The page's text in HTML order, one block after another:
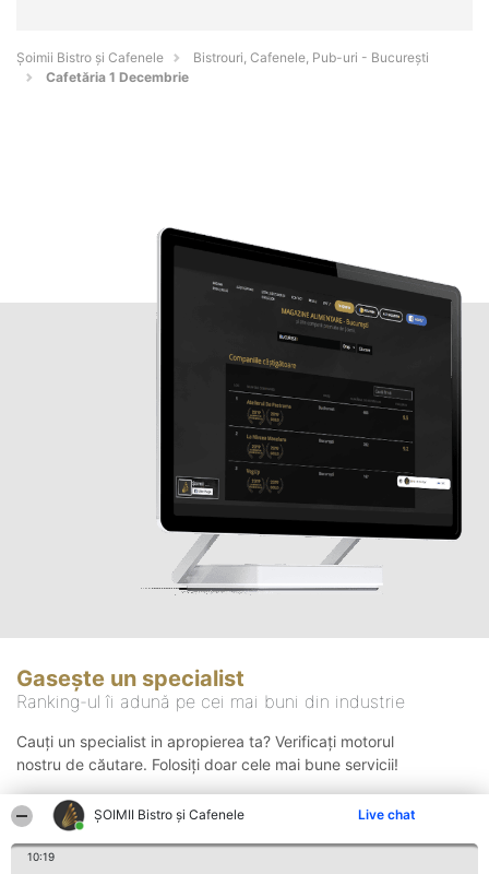
ȘOIMII Bistro și Cafenele Live chat
10:19
Șoimii Bistro și Cafenele
Bistrouri, Cafenele, Pub-uri - Bucureşti
Cafetăria 1 Decembrie
Gasește un specialist
Ranking-ul îi adună pe cei mai buni din industrie
Cauți un specialist in apropierea ta? Verificați motorul
nostru de căutare. Folosiți doar cele mai bune servicii!